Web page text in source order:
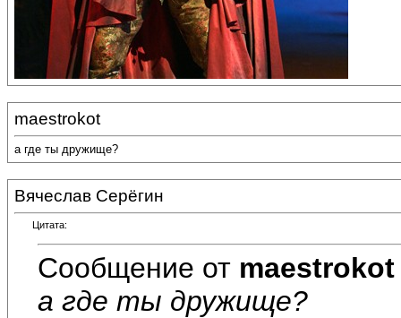
maestrokot
а где ты дружище?
Вячеслав Серёгин
Цитата:
Сообщение от maestrokot
а где ты дружище?